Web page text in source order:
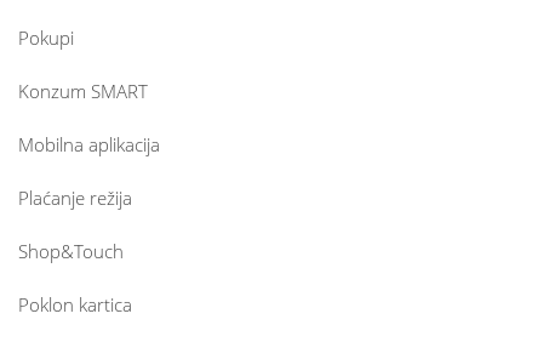
Pokupi
Konzum SMART
Mobilna aplikacija
Plaćanje režija
Shop&Touch
Poklon kartica